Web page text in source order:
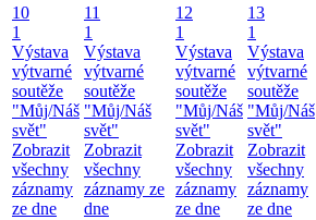
10
1
Výstava
výtvarné
soutěže
"Můj/Náš
svět"
Zobrazit
všechny
záznamy
ze dne
11
1
Výstava
výtvarné
soutěže
"Můj/Náš
svět"
Zobrazit
všechny
záznamy ze
dne
12
1
Výstava
výtvarné
soutěže
"Můj/Náš
svět"
Zobrazit
všechny
záznamy
ze dne
13
1
Výstava
výtvarné
soutěže
"Můj/Náš
svět"
Zobrazit
všechny
záznamy
ze dne